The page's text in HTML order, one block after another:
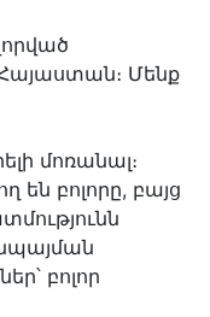
Մենք
մոռանալ։
բոլորը, բայց
բոլոր